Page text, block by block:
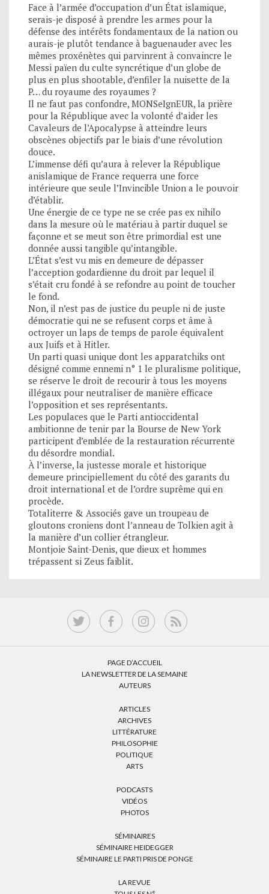
Face à l’armée d’occupation d’un État islamique,
serais-je disposé à prendre les armes pour la
défense des intérêts fondamentaux de la nation ou
aurais-je plutôt tendance à baguenauder avec les
mêmes proxénètes qui parvinrent à convaincre le
Messi païen du culte syncrétique d’un globe de
plus en plus shootable, d’enfiler la nuisette de la
P… du royaume des royaumes ?
Il ne faut pas confondre, MONSeIgnEUR, la prière
pour la République avec la volonté d’aider les
Cavaleurs de l’Apocalypse à atteindre leurs
obscènes objectifs par le biais d’une révolution
douce.
L’immense défi qu’aura à relever la République
anislamique de France requerra une force
intérieure que seule l’Invincible Union a le pouvoir
d’établir.
Une énergie de ce type ne se crée pas ex nihilo
dans la mesure où le matériau à partir duquel se
façonne et se meut son être primordial est une
donnée aussi tangible qu’intangible.
L’État s’est vu mis en demeure de dépasser
l’acception godardienne du droit par lequel il
s’était cru fondé à se refondre au point de toucher
le fond.
Non, il n’est pas de justice du peuple ni de juste
démocratie qui ne se refusent corps et âme à
octroyer un laps de temps de parole équivalent
aux Juifs et à Hitler.
Un parti quasi unique dont les apparatchiks ont
désigné comme ennemi n° 1 le pluralisme politique,
se réserve le droit de recourir à tous les moyens
illégaux pour neutraliser de manière efficace
l’opposition et ses représentants.
Les populaces que le Parti antioccidental
ambitionne de tenir par la Bourse de New York
participent d’emblée de la restauration récurrente
du désordre mondial.
À l’inverse, la justesse morale et historique
demeure principiellement du côté des garants du
droit international et de l’ordre suprême qui en
procède.
Totaliterre & Associés gave un troupeau de
gloutons croniens dont l’anneau de Tolkien agit à
la manière d’un collier étrangleur.
Montjoie Saint-Denis, que dieux et hommes
trépassent si Zeus faiblit.
PAGE D’ACCUEIL
LA NEWSLETTER DE LA SEMAINE
AUTEURS
ARTICLES
ARCHIVES
LITTÉRATURE
PHILOSOPHIE
POLITIQUE
ARTS
PODCASTS
VIDÉOS
PHOTOS
SÉMINAIRES
SÉMINAIRE HEIDEGGER
SÉMINAIRE LE PARTI PRIS DE PONGE
LA REVUE